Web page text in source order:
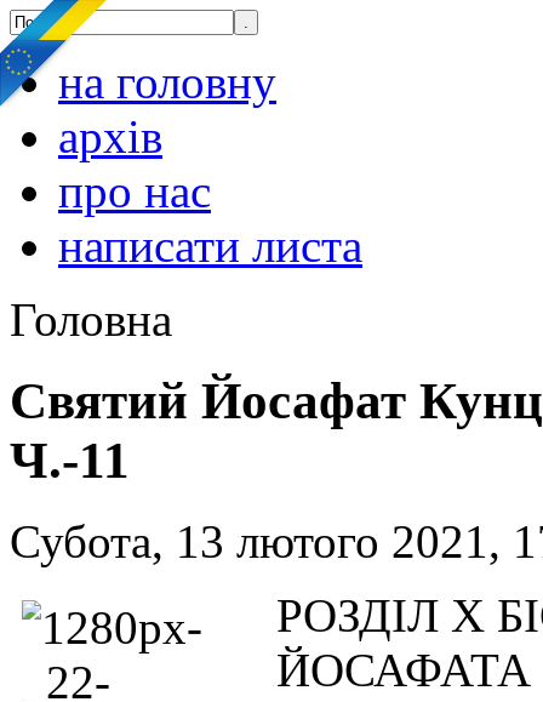
на головну
архів
про нас
написати листа
Головна
Святий Йосафат
Ч.-11
Субота, 13 лютого 2021,
РОЗДІЛ X